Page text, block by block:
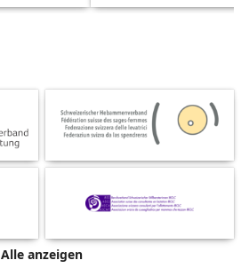
Alle anzeigen